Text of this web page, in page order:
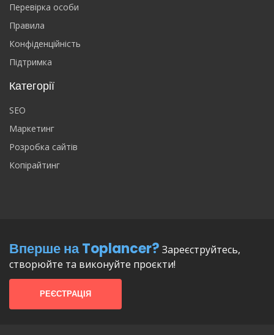
Перевірка особи
Правила
Конфіденційність
Підтримка
Категорії
SEO
Маркетинг
Розробка сайтів
Копірайтинг
Вперше на Toplancer? Зареєструйтесь,
створюйте та виконуйте проєкти!
РЕЄСТРАЦІЯ